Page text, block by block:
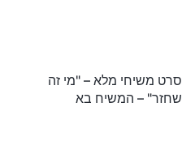
סרט משיחי מלא – "מי זה
שחזר" – המשיח בא